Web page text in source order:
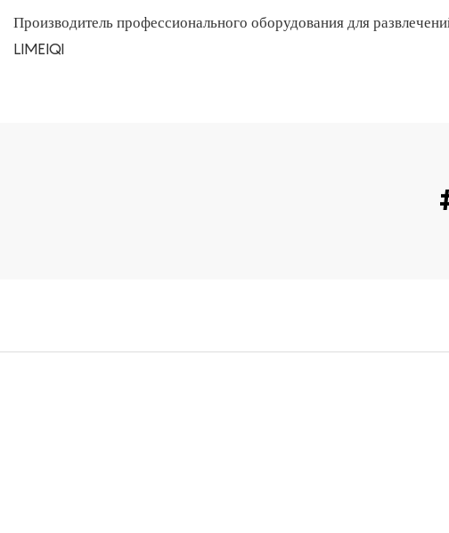
Производитель профессионального оборудования для
LIMEIQI